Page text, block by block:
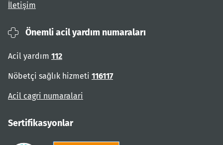
İletişim
Önemli acil yardım numaraları
Acil yardım 112
Nöbetçi sağlık hizmeti 116117
Acil cagri numaralari
Sertifikasyonlar